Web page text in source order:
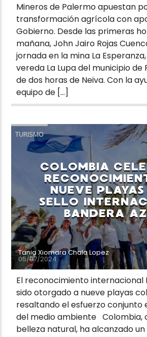
Mineros de Palermo apuestan
transformación agrícola con
Gobierno. Desde las primeras
mañana, John Jairo Rojas
jornada en la mina La
vereda La Lupa del municipio de
de dos horas de Neiva. Con la
equipo de […]
TURISMO
COLOMBIA
NUEVE
SELLO
BANDERA
Tania Xiomara Chala Lopez
05/07/2024
El reconocimiento internacional
sido otorgado a nueve playas
resaltando el esfuerzo conjunto
del medio ambiente Colombia,
belleza natural, ha alcanzado